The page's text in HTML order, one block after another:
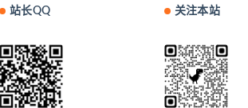
站长QQ 关注本站